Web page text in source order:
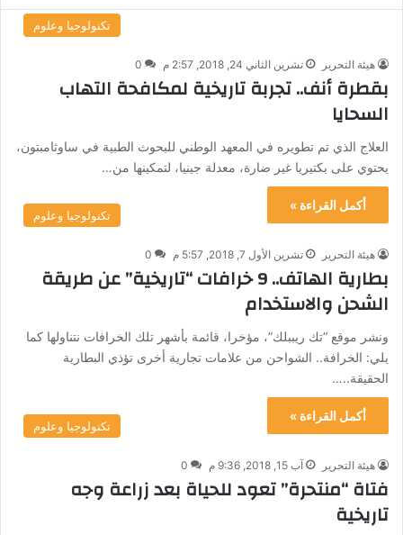
تكنولوجيا وعلوم
هيئة التحرير تشرين الثاني 24, 2018, 2:57 م 0
بقطرة أنف.. تجربة تاريخية لمكافحة التهاب
السحايا
العلاج الذي تم تطويره في المعهد الوطني للبحوث الطبية في ساوثامبتون،
يحتوي على بكتيريا غير ضارة، معدلة جينيا، لتمكينها من…
أكمل القراءة »
تكنولوجيا وعلوم
هيئة التحرير تشرين الأول 7, 2018, 5:57 م 0
بطارية الهاتف.. 9 خرافات “تاريخية” عن طريقة
الشحن والاستخدام
ونشر موقع “تك ريببلك”، مؤخرا، قائمة بأشهر تلك الخرافات نتناولها كما
يلي: الخرافة.. الشواحن من علامات تجارية أخرى تؤذي البطارية
الحقيقة..…
أكمل القراءة »
تكنولوجيا وعلوم
هيئة التحرير آب 15, 2018, 9:36 م 0
فتاة “منتحرة” تعود للحياة بعد زراعة وجه
تاريخية